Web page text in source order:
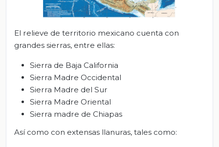
El relieve de territorio mexicano cuenta con
grandes sierras, entre ellas:
Sierra de Baja California
Sierra Madre Occidental
Sierra Madre del Sur
Sierra Madre Oriental
Sierra madre de Chiapas
Así como con extensas llanuras, tales como: